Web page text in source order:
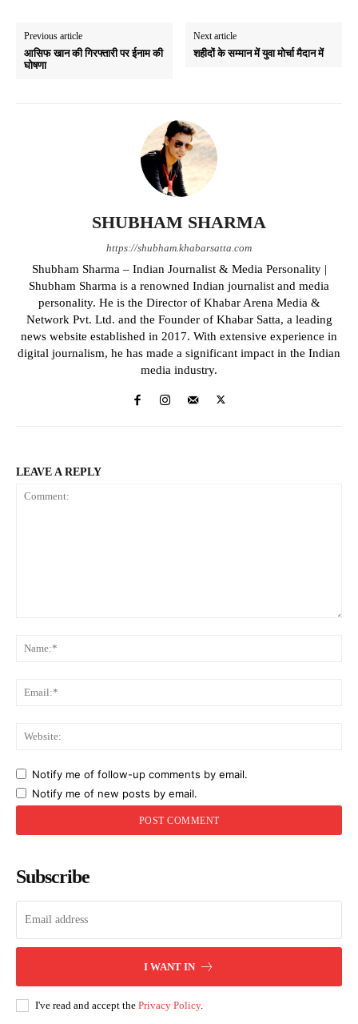
Previous article
आसिफ खान की गिरफ्तारी पर ईनाम की
घोषणा
Next article
शहीदों के सम्मान में युवा मोर्चा मैदान में
SHUBHAM SHARMA
https://shubham.khabarsatta.com
Shubham Sharma – Indian Journalist & Media Personality |
Shubham Sharma is a renowned Indian journalist and media
personality. He is the Director of Khabar Arena Media &
Network Pvt. Ltd. and the Founder of Khabar Satta, a leading
news website established in 2017. With extensive experience in
digital journalism, he has made a significant impact in the Indian
media industry.
LEAVE A REPLY
Notify me of follow-up comments by email.
Notify me of new posts by email.
Subscribe
I WANT IN
I've read and accept the Privacy Policy.